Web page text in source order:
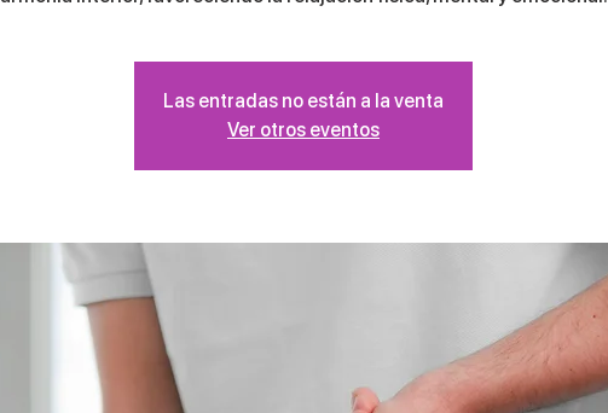
Las entradas no están a la venta
Ver otros eventos